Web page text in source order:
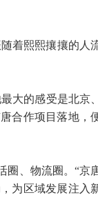
着熙熙攘攘的人
大的感受是北京、
合作项目落地，
圈、物流圈。“京
为区域发展注入